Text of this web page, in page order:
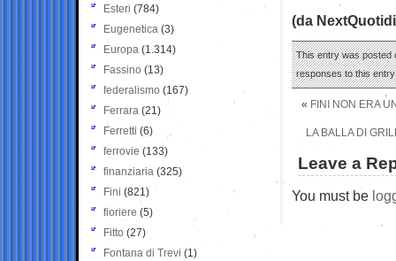
(da
This entry was posted
responses to this
« FINI NON ERA
LA BALLA DI
Leave a
You must be
Esteri (784)
Eugenetica (3)
Europa (1.314)
Fassino (13)
federalismo (167)
Ferrara (21)
Ferretti (6)
ferrovie (133)
finanziaria (325)
Fini (821)
fioriere (5)
Fitto (27)
Fontana di Trevi (1)